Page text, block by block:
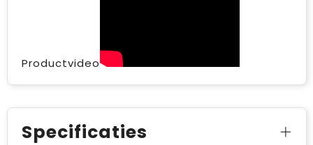
Productvideo
Specificaties